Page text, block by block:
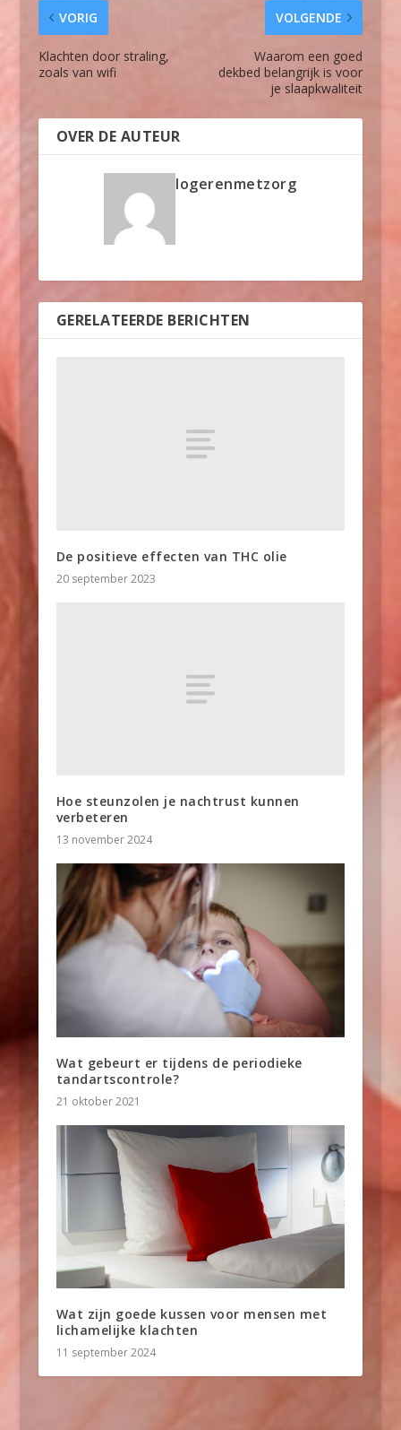
VORIG
Klachten door straling,
zoals van wifi
VOLGENDE
Waarom een goed
dekbed belangrijk is voor
je slaapkwaliteit
OVER DE AUTEUR
logerenmetzorg
GERELATEERDE BERICHTEN
De positieve effecten van THC olie
20 september 2023
Hoe steunzolen je nachtrust kunnen
verbeteren
13 november 2024
Wat gebeurt er tijdens de periodieke
tandartscontrole?
21 oktober 2021
Wat zijn goede kussen voor mensen met
lichamelijke klachten
11 september 2024